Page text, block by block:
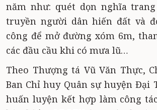
năm như: quét dọn nghĩa
truyền người dân hiến đất và
công để mở đường xóm 6m,
các đầu cầu khi có mưa lũ…
Theo Thượng tá Vũ Văn Thực,
Ban Chỉ huy Quân sự huyện Đại
huấn luyện kết hợp làm công